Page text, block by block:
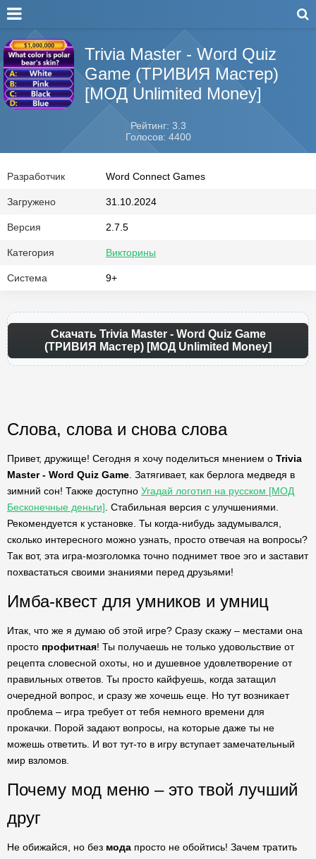
Trivia Master - Word Quiz
Game (ТРИВИЯ Мастер)
[МОД Unlimited Money]
Рейтинг: 3.3
Голосов: 4400
Разработчик Word Connect Games
Загружено 31.10.2024
Версия 2.7.5
Категория Викторины
Система 9+
Скачать Trivia Master - Word Quiz Game
(ТРИВИЯ Мастер) [МОД Unlimited Money]
Слова, слова и снова слова
Привет, дружище! Сегодня я хочу поделиться мнением о Trivia
Master - Word Quiz Game . Затягивает, как берлога медведя в
зимний сон! Также доступно Угадай логотип на русском [МОД
Бесконечные деньги] . Стабильная версия с улучшениями.
Рекомендуется к установке. Ты когда-нибудь задумывался,
сколько интересного можно узнать, просто отвечая на вопросы?
Так вот, эта игра-мозголомка точно поднимет твое эго и заставит
похвастаться своими знаниями перед друзьями!
Имба-квест для умников и умниц
Итак, что же я думаю об этой игре? Сразу скажу – местами она
просто профитная! Ты получаешь не только удовольствие от
рецепта словесной охоты, но и душевное удовлетворение от
правильных ответов. Ты просто кайфуешь, когда затащил
очередной вопрос, и сразу же хочешь еще. Но тут возникает
проблема – игра требует от тебя немного времени для
прокачки. Порой задают вопросы, на которые даже ты не
можешь ответить. И вот тут-то в игру вступает замечательный
мир взломов.
Почему мод меню – это твой лучший
друг
Не обижайся, но без мода просто не обойтись! Зачем тратить